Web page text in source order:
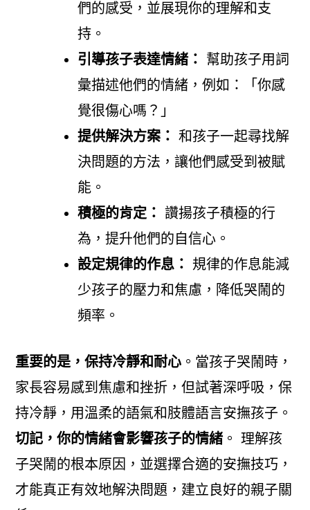
們的感受，並展現你的理解和支
持。
引導孩子表達情緒：
幫助孩子用詞
彙描述他們的情緒，例如：「你感
覺很傷心嗎？」
提供解決方案： 和孩子一起尋找解
決問題的方法，讓他們感受到被賦
能。
積極的肯定： 讚揚孩子積極的行
為，提升他們的自信心。
設定規律的作息： 規律的作息能減
少孩子的壓力和焦慮，降低哭鬧的
頻率。
重要的是，保持冷靜和耐心。當孩子哭鬧時，
家長容易感到焦慮和挫折，但試著深呼吸，保
持冷靜，用溫柔的語氣和肢體語言安撫孩子。
切記，你的情緒會影響孩子的情緒。 理解孩
子哭鬧的根本原因，並選擇合適的安撫技巧，
才能真正有效地解決問題，建立良好的親子關